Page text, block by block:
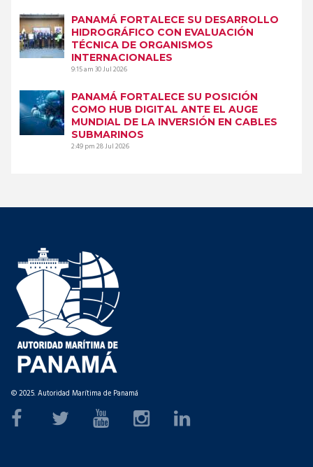
PANAMÁ FORTALECE SU DESARROLLO
HIDROGRÁFICO CON EVALUACIÓN
TÉCNICA DE ORGANISMOS
INTERNACIONALES
9:15 am30 Jul 2026
PANAMÁ FORTALECE SU POSICIÓN
COMO HUB DIGITAL ANTE EL AUGE
MUNDIAL DE LA INVERSIÓN EN CABLES
SUBMARINOS
2:49 pm28 Jul 2026
© 2025. Autoridad Marítima de Panamá